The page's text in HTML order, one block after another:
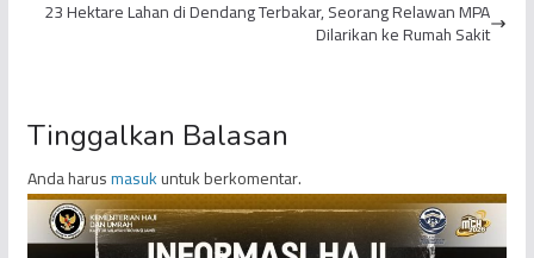
23 Hektare Lahan di Dendang Terbakar, Seorang Relawan MPA
Dilarikan ke Rumah Sakit
Tinggalkan Balasan
Anda harusmasukuntuk berkomentar.